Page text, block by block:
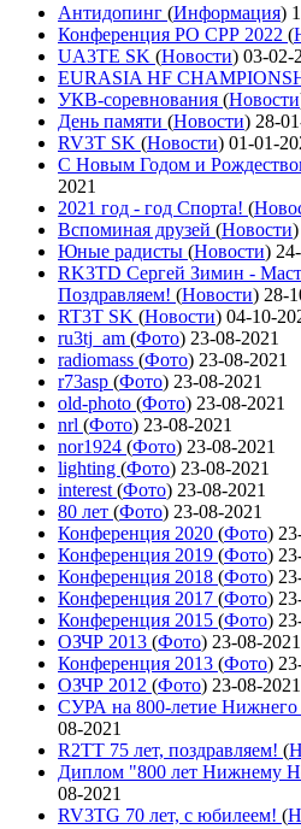
Антидопинг (Информация)
Конференция РО СРР 2022 (
UA3TE SK (Новости) 03-02-
EURASIA HF
УКВ-соревнования (Новости
День памяти (Новости) 28-
RV3T SK (Новости) 01-01-
С Новым Годом и
2021
2021 год - год Cпорта! (
Вспоминая друзей (Новости)
Юные радисты (Новости)
RK3TD Сергей Зимин -
Поздравляем! (Новости) 28-
RT3T SK (Новости) 04-10-
ru3tj_am (Фото) 23-08-2021
radiomass (Фото) 23-08-2021
r73asp (Фото) 23-08-2021
old-photo (Фото) 23-08-2021
nrl (Фото) 23-08-2021
nor1924 (Фото) 23-08-2021
lighting (Фото) 23-08-2021
interest (Фото) 23-08-2021
80 лет (Фото) 23-08-2021
Конференция 2020 (Фото)
Конференция 2019 (Фото)
Конференция 2018 (Фото)
Конференция 2017 (Фото)
Конференция 2015 (Фото)
ОЗЧР 2013 (Фото) 23-08-2021
Конференция 2013 (Фото)
ОЗЧР 2012 (Фото) 23-08-2021
СУРА на 800-летие Нижнего
08-2021
R2TT 75 лет, поздравляем! (
Диплом "800 лет Нижнему
08-2021
RV3TG 70 лет, с юбилеем! (